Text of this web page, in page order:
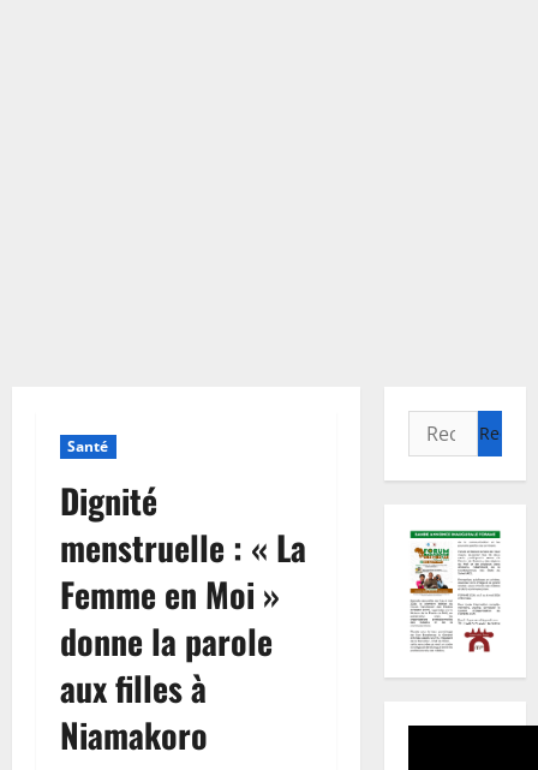
Santé
Dignité
menstruelle : « La
Femme en Moi »
donne la parole
aux filles à
Niamakoro
Rechercher :